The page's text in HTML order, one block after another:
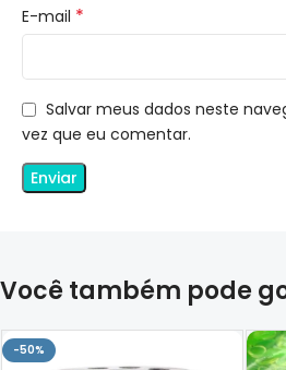
E-mail *
Salvar meus dados neste
vez que eu comentar.
Você também pode
-50%